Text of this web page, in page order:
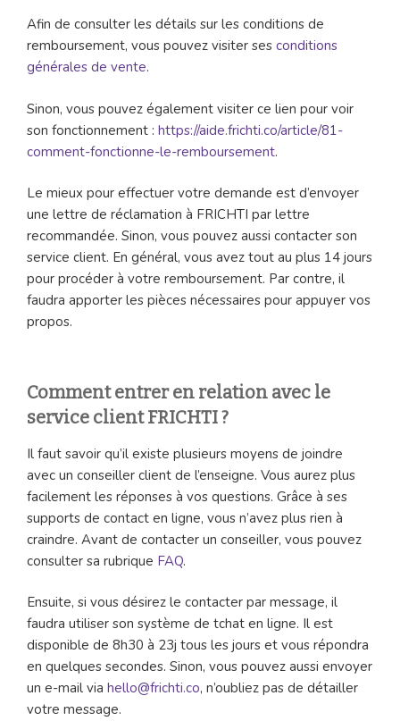
Afin de consulter les détails sur les conditions de
remboursement, vous pouvez visiter ses conditions
générales de vente.
Sinon, vous pouvez également visiter ce lien pour voir
son fonctionnement : https://aide.frichti.co/article/81-
comment-fonctionne-le-remboursement.
Le mieux pour effectuer votre demande est d’envoyer
une lettre de réclamation à FRICHTI par lettre
recommandée. Sinon, vous pouvez aussi contacter son
service client. En général, vous avez tout au plus 14 jours
pour procéder à votre remboursement. Par contre, il
faudra apporter les pièces nécessaires pour appuyer vos
propos.
Comment entrer en relation avec le
service client FRICHTI ?
Il faut savoir qu’il existe plusieurs moyens de joindre
avec un conseiller client de l’enseigne. Vous aurez plus
facilement les réponses à vos questions. Grâce à ses
supports de contact en ligne, vous n’avez plus rien à
craindre. Avant de contacter un conseiller, vous pouvez
consulter sa rubrique FAQ.
Ensuite, si vous désirez le contacter par message, il
faudra utiliser son système de tchat en ligne. Il est
disponible de 8h30 à 23j tous les jours et vous répondra
en quelques secondes. Sinon, vous pouvez aussi envoyer
un e-mail via hello@frichti.co, n’oubliez pas de détailler
votre message.